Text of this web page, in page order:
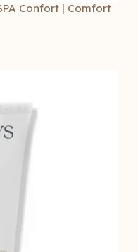
Confort | Comfort